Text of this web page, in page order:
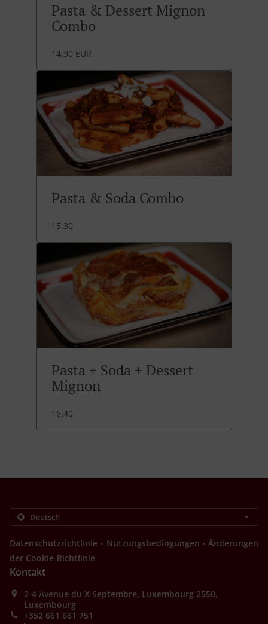
Pasta & Dessert Mignon
Combo
14.30 EUR
Pasta & Soda Combo
15.30
Pasta + Soda + Dessert
Mignon
16.40
Datenschutzrichtlinie . Nutzungsbedingungen . Änderungen
der Cookie-Richtlinie
Kontakt
2-4 Avenue du X Septembre, Luxembourg 2550,
Luxembourg
+352 661 661 751